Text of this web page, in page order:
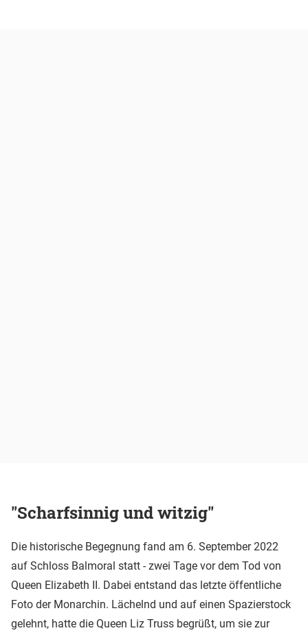
"Scharfsinnig und witzig"
Die historische Begegnung fand am 6. September 2022
auf Schloss Balmoral statt - zwei Tage vor dem Tod von
Queen Elizabeth II. Dabei entstand das letzte öffentliche
Foto der Monarchin. Lächelnd und auf einen Spazierstock
gelehnt, hatte die Queen Liz Truss begrüßt, um sie zur